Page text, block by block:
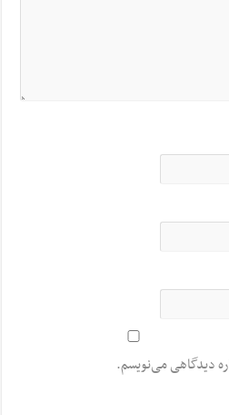
دیدگاهی می‌نویسم.